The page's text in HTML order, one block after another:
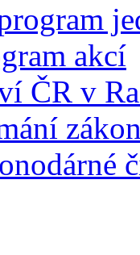
akcí
ČR v